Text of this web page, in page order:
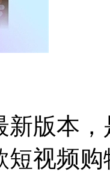
新版本
短视频